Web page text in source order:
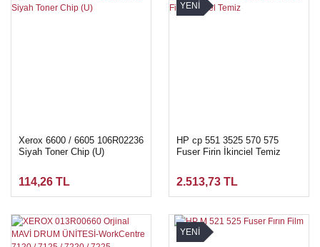
Xerox 6600 / 6605 106R02236
Siyah Toner Chip (U)
114,26 TL
YENİ
HP cp 551 3525 570 575
Fuser Firin İkinciel Temiz
2.513,73 TL
YENİ